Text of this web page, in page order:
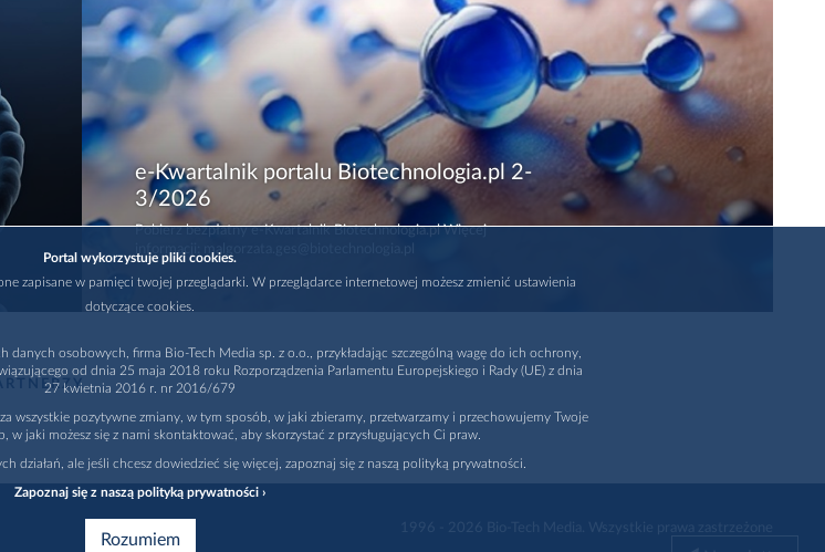
e-Kwartalnik portalu Biotechnologia.pl 2-
3/2026
Pobierz bezpłatny e-Kwartalnik Biotechnologia.pl Więcej
Portal wykorzystuje pliki cookies.
zapisane w pamięci twojej przeglądarki. W przeglądarce internetowej możesz zmienić ustawienia
dotyczące cookies.
danych osobowych, firma Bio-Tech Media sp. z o.o., przykładając szczególną wagę do ich ochrony,
od dnia 25 maja 2018 roku Rozporządzenia Parlamentu Europejskiego i Rady (UE) z dnia
27 kwietnia 2016 r. nr 2016/679
wszystkie pozytywne zmiany, w tym sposób, w jaki zbieramy, przetwarzamy i przechowujemy Twoje
w jaki możesz się z nami skontaktować, aby skorzystać z przysługujących Ci praw.
działań, ale jeśli chcesz dowiedzieć się więcej, zapoznaj się z naszą polityką prywatności.
Zapoznaj się z naszą polityką prywatności ›
Rozumiem